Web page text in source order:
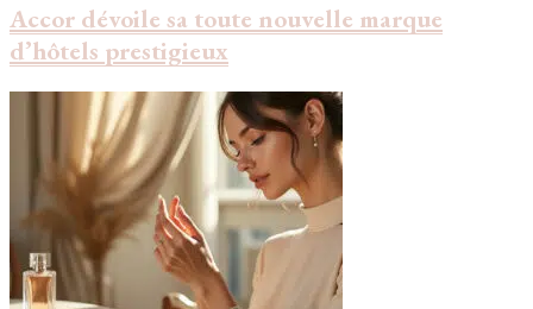
Accor dévoile sa toute nouvelle marque
d’hôtels prestigieux